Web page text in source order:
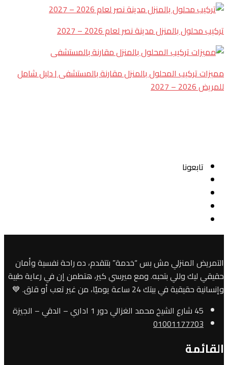
تركيب محلول بالمنزل مدينة نصر لعام 2026 – 2027
مميزات تركيب المحلول بالمنزل مقارنة بالمستشفى | دليل شامل
للمريض 2026 – 2027
تابعونا
التمريض المنزلي مش بس “خدمة” بتتقدم، ده راحة نفسية وأمان
حقيقي ليك وللي بتحبه. ومع ميرسي كير، هتطمن إن في رعاية طبية
وإنسانية حقيقية في بيتك 24 ساعة يوميًا، من غير تعب أو قلق. 💙
45 شارع الشيخ محمد الغزالي دور 1 اداري – الدقي – الجيزة
01001177703
القائمة